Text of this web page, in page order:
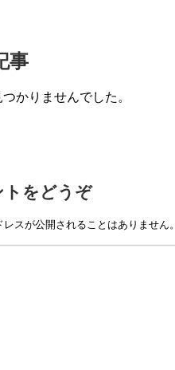
事
かりませんでした。
トをどうぞ
レスが公開されることはありません。